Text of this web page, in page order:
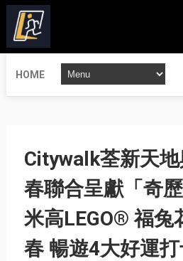
HOME
Citywalk荃新天
春聯合呈獻「奇
米高LEGO® 福兔
春 暢遊4大好運